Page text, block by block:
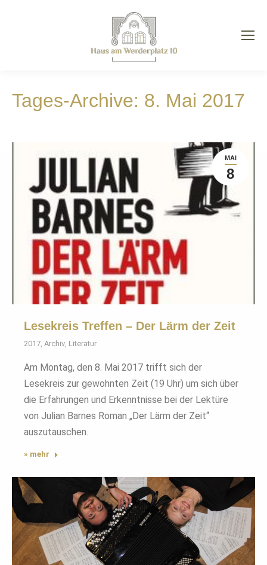
Tages-Archive: 8. Mai 2017
MAI
8
Lesekreis Treffen – Der Lärm der Zeit
2017 Archiv Literatur
Am Montag, den 8. Mai 2017 trifft sich der
Lesekreis zur gewohnten Zeit (19 Uhr) um sich über
die Erfahrungen und Erkenntnisse bei der Lektüre
von Julian Barnes Roman „Der Lärm der Zeit“
auszutauschen.
» mehr